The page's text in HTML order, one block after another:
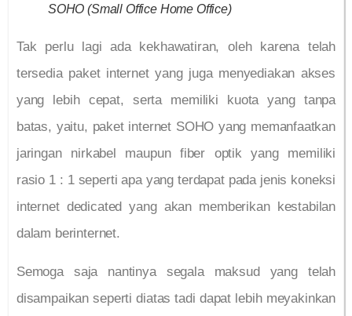
SOHO (Small Office Home Office)
Tak perlu lagi ada kekhawatiran, oleh karena telah
tersedia paket internet yang juga menyediakan akses
yang lebih cepat, serta memiliki kuota yang tanpa
batas, yaitu, paket internet SOHO yang memanfaatkan
jaringan nirkabel maupun fiber optik yang memiliki
rasio 1 : 1 seperti apa yang terdapat pada jenis koneksi
internet dedicated yang akan memberikan kestabilan
dalam berinternet.
Semoga saja nantinya segala maksud yang telah
disampaikan seperti diatas tadi dapat lebih meyakinkan